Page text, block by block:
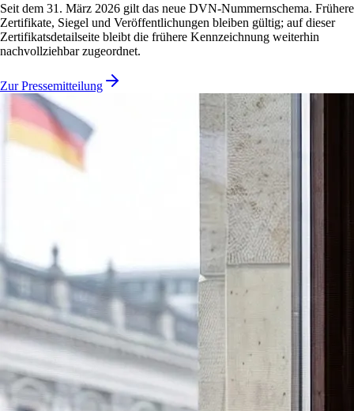
Seit dem 31. März 2026 gilt das neue DVN-Nummernschema. Frühere
Zertifikate, Siegel und Veröffentlichungen bleiben gültig; auf dieser
Zertifikatsdetailseite bleibt die frühere Kennzeichnung weiterhin
nachvollziehbar zugeordnet.
Zur Pressemitteilung